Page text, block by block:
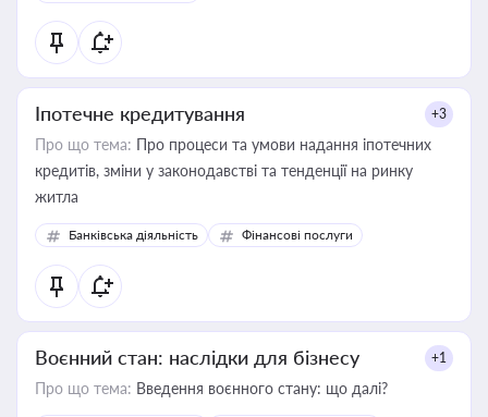
Іпотечне кредитування +3
Про що тема: Про процеси та умови надання іпотечних
кредитів, зміни у законодавстві та тенденції на ринку
житла
Банківська діяльність Фінансові послуги
Воєнний стан: наслідки для бізнесу +1
Про що тема: Введення воєнного стану: що далі?